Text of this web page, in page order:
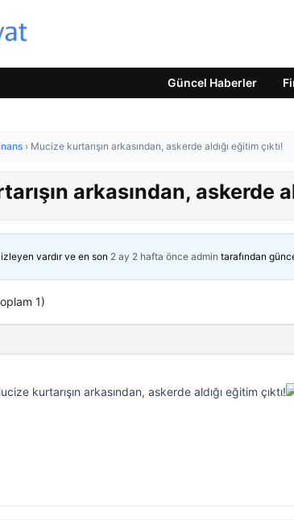
Güncel Haberler
› Mucize kurtarışın arkasından, askerde aldığı eğitim çıktı!
arkasından, askerde
vardır ve en son 2 ay 2 hafta önce admin tarafından
1)
kurtarışın arkasından, askerde aldığı eğitim çıktı!